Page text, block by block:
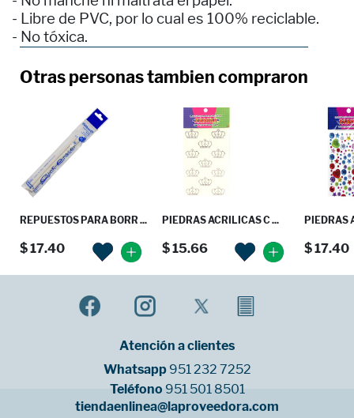
- Libre de PVC, por lo cual es 100% reciclable.
- No tóxica.
Otras personas tambien compraron
REPUESTOS PARA BORR ...
$ 17.40
PIEDRAS ACRILICAS C ...
$ 15.66
PIEDRAS
$ 17.40
Atención a clientes
Whatsapp 951 232 7252
Teléfono 951 501 8501
tiendaenlinea@laproveedora.com